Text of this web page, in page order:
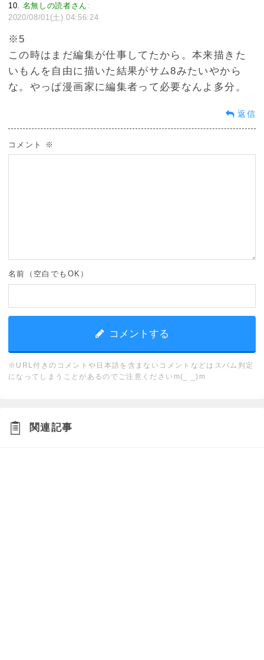
10 名無しの読者さん :
2020/08/01(土) 04:56:24
※5
この時はまだ編集が仕事してたから。本来描きた
いもんを自由に描いた結果がサム8みたいやから
な。やっぱ漫画家に編集者って必要なんよ多分。
返信
コメント ※
名前（空白でもOK）
※URL付きのコメントや日本語を含まないコメントなどはスパム判定
になってしまうことがあるのでご注意くださいm(_ _)m
関連記事